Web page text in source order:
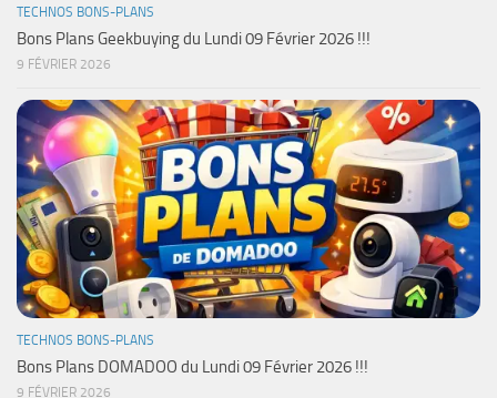
TECHNOS BONS-PLANS
Bons Plans Geekbuying du Lundi 09 Février 2026 !!!
9 FÉVRIER 2026
TECHNOS BONS-PLANS
Bons Plans DOMADOO du Lundi 09 Février 2026 !!!
9 FÉVRIER 2026